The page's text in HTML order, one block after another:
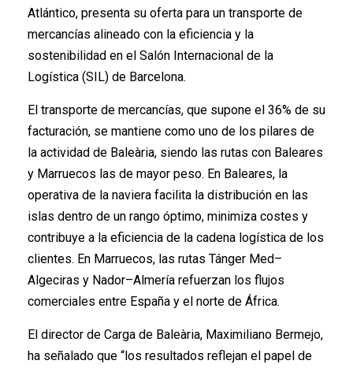
Atlántico, presenta su oferta para un transporte de
mercancías alineado con la eficiencia y la
sostenibilidad en el Salón Internacional de la
Logística (SIL) de Barcelona.
El transporte de mercancías, que supone el 36% de su
facturación, se mantiene como uno de los pilares de
la actividad de Baleària, siendo las rutas con Baleares
y Marruecos las de mayor peso. En Baleares, la
operativa de la naviera facilita la distribución en las
islas dentro de un rango óptimo, minimiza costes y
contribuye a la eficiencia de la cadena logística de los
clientes. En Marruecos, las rutas Tánger Med–
Algeciras y Nador–Almería refuerzan los flujos
comerciales entre España y el norte de África.
El director de Carga de Baleària, Maximiliano Bermejo,
ha señalado que “los resultados reflejan el papel de